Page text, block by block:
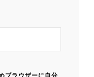
ブラウザーに自分